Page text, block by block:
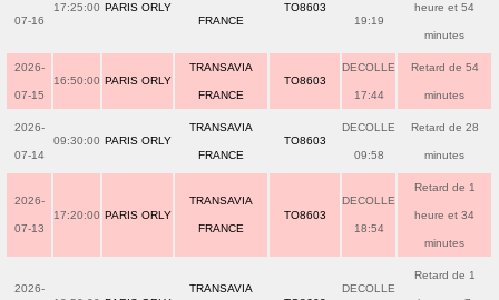
07-16
17:25:00 PARIS ORLY
FRANCE
TO8603
19:19
heure et 54
minutes
2026-
07-15
16:50:00 PARIS ORLY
TRANSAVIA
FRANCE
TO8603
DECOLLE
17:44
Retard de 54
minutes
2026-
07-14
09:30:00 PARIS ORLY
TRANSAVIA
FRANCE
TO8603
DECOLLE
09:58
Retard de 28
minutes
2026-
07-13
17:20:00 PARIS ORLY
TRANSAVIA
FRANCE
TO8603
DECOLLE
18:54
Retard de 1
heure et 34
minutes
2026- TRANSAVIA DECOLLE
Retard de 1